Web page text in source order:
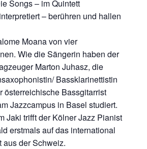
Songs – im Quintett
– berühren und hallen
Moana von vier
Wie die Sängerin haben der
Marton Juhasz, die
Bassklarinettistin
österreichische Bassgitarrist
Jazzcampus in Basel studiert.
Jaki trifft der Kölner Jazz Pianist
erstmals auf das international
aus der Schweiz.